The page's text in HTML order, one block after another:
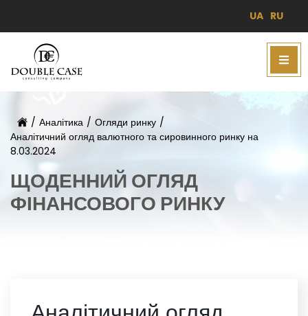
UA RU
/ Аналітика / Огляди ринку /
Аналітичний огляд валютного та сировинного ринку на
8.03.2024
ЩОДЕННИЙ ОГЛЯД
ФІНАНСОВОГО РИНКУ